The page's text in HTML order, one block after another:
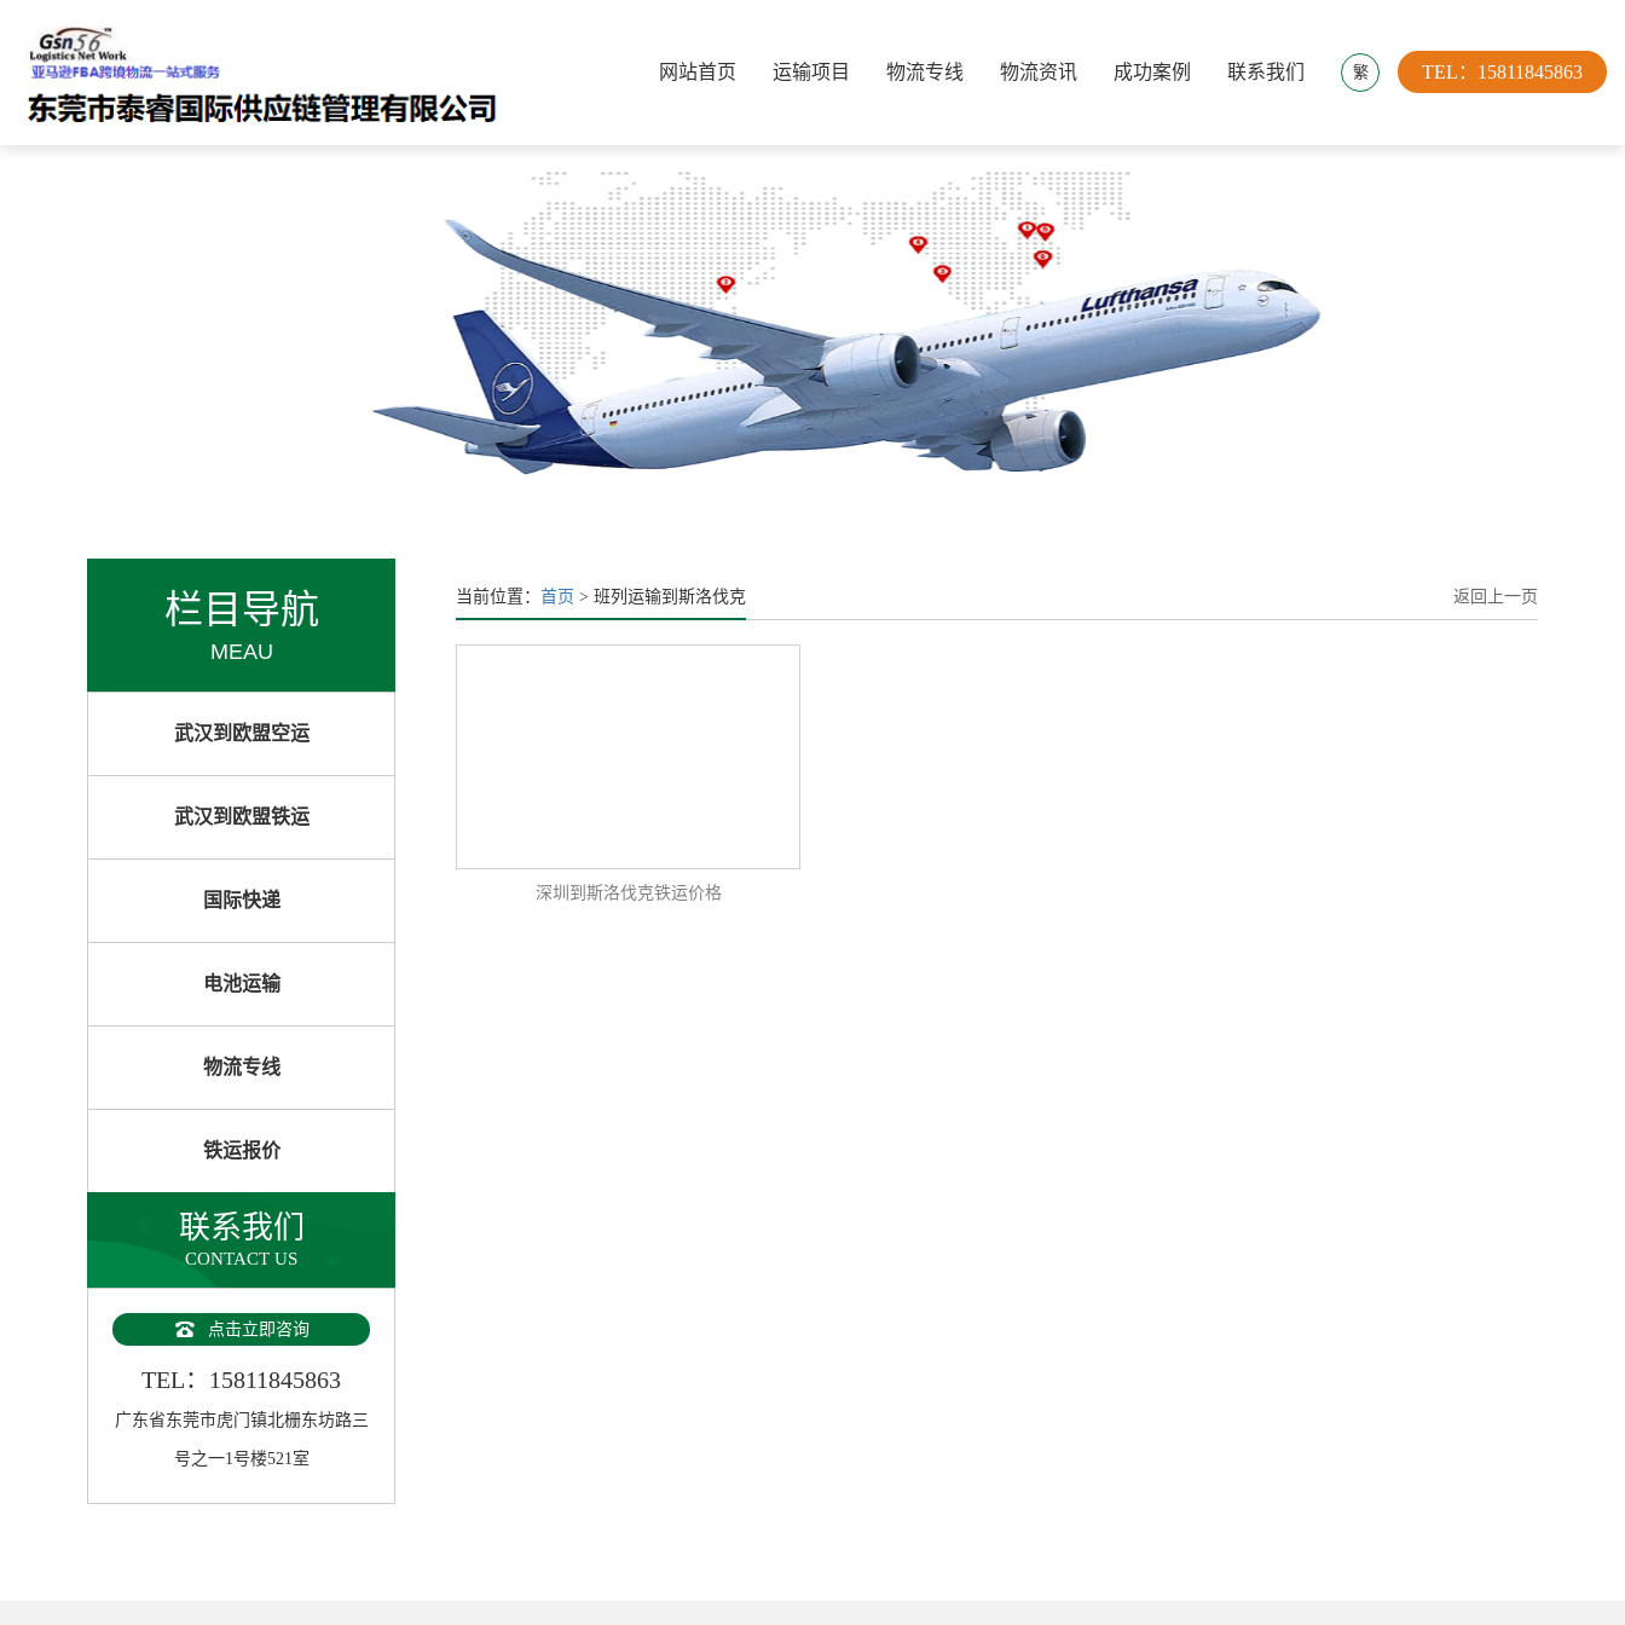
TEL：15811845863
繁
网站首页 运输项目 物流专线 物流资讯 成功案例 联系我们
栏目导航
MEAU
武汉到欧盟空运
武汉到欧盟铁运
国际快递
电池运输
物流专线
铁运报价
联系我们
CONTACT US
点击立即咨询
TEL：15811845863
广东省东莞市虎门镇北栅东坊路三
号之一1号楼521室
当前位置：首页 > 班列运输到斯洛伐克 返回上一页
深圳到斯洛伐克铁运价格